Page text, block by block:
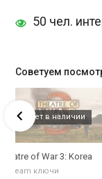
50 чел.
Советуем
of War 3: Korea
steam ключи